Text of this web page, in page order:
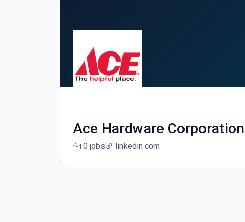
Ace Hardware Corporation
0 jobs linkedin.com